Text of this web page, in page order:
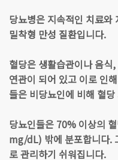
당뇨병은 지속적인 치료와
밀착형 만성 질환입니다.
혈당은 생활습관이나 음식
연관이 되어 있고 이로 인
들은 비당뇨인에 비해 혈
당뇨인들은 70% 이상의
mg/dL) 밖에 분포합니다.
로 관리하기 쉬워집니다.